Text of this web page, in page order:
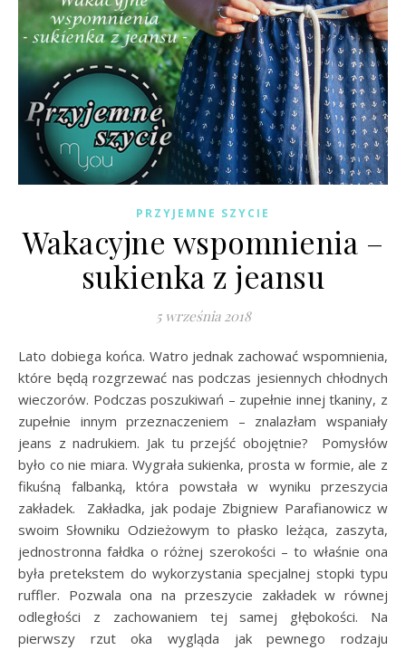
PRZYJEMNE SZYCIE
Wakacyjne wspomnienia –
sukienka z jeansu
5 września 2018
Lato dobiega końca. Watro jednak zachować wspomnienia,
które będą rozgrzewać nas podczas jesiennych chłodnych
wieczorów. Podczas poszukiwań – zupełnie innej tkaniny, z
zupełnie innym przeznaczeniem – znalazłam wspaniały
jeans z nadrukiem. Jak tu przejść obojętnie? Pomysłów
było co nie miara. Wygrała sukienka, prosta w formie, ale z
fikuśną falbanką, która powstała w wyniku przeszycia
zakładek. Zakładka, jak podaje Zbigniew Parafianowicz w
swoim Słowniku Odzieżowym to płasko leżąca, zaszyta,
jednostronna fałdka o różnej szerokości – to właśnie ona
była pretekstem do wykorzystania specjalnej stopki typu
ruffler. Pozwala ona na przeszycie zakładek w równej
odległości z zachowaniem tej samej głębokości. Na
pierwszy rzut oka wygląda jak pewnego rodzaju